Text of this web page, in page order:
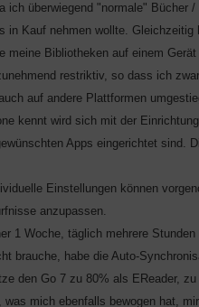
ich überwiegend "normale" Bücher /
in Kauf nehmen wollte. Gleichzeitig
Bibliotheken auf einem Gerät
restriktiv, so dass ich
auf andere Plattformen
kennt wird sich mit der
Apps eingerichtet sind.
Einstellungen können
anzupassen.
1 Woche, täglich mehrere Stunden
brauche, habe die Auto-
den Go 7 zu 80% als EReader,
mich ebenfalls bewogen hat,